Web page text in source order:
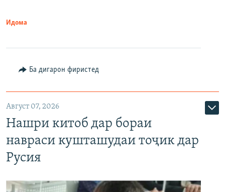
Идома
Ба дигарон фиристед
Август 07, 2026
Нашри китоб дар бораи
навраси кушташудаи тоҷик дар
Русия